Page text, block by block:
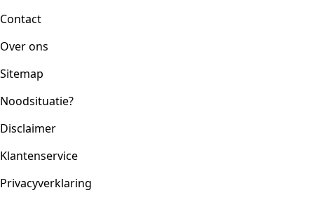
Contact
Over ons
Sitemap
Noodsituatie?
Disclaimer
Klantenservice
Privacyverklaring